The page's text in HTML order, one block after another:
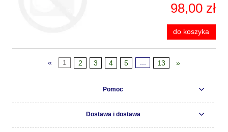
98,00 zł
do koszyka
« 1 2 3 4 5 ... 13 »
Pomoc
Dostawa i dostawa